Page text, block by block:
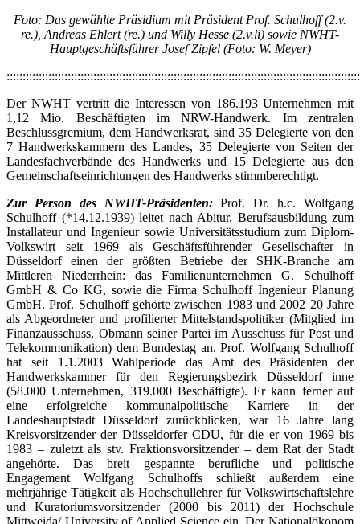
Foto: Das gewählte Präsidium mit Präsident Prof. Schulhoff (2.v.
re.), Andreas Ehlert (re.) und Willy Hesse (2.v.li) sowie NWHT-
Hauptgeschäftsführer Josef Zipfel (Foto: W. Meyer)
Der NWHT vertritt die Interessen von 186.193 Unternehmen mit
1,12 Mio. Beschäftigten im NRW-Handwerk. Im zentralen
Beschlussgremium, dem Handwerksrat, sind 35 Delegierte von den
7 Handwerkskammern des Landes, 35 Delegierte von Seiten der
Landesfachverbände des Handwerks und 15 Delegierte aus den
Gemeinschaftseinrichtungen des Handwerks stimmberechtigt.
Zur Person des NWHT-Präsidenten:Prof. Dr. h.c. Wolfgang
Schulhoff (*14.12.1939) leitet nach Abitur, Berufsausbildung zum
Installateur und Ingenieur sowie Universitätsstudium zum Diplom-
Volkswirt seit 1969 als Geschäftsführender Gesellschafter in
Düsseldorf einen der größten Betriebe der SHK-Branche am
Mittleren Niederrhein: das Familienunternehmen G. Schulhoff
GmbH & Co KG, sowie die Firma Schulhoff Ingenieur Planung
GmbH. Prof. Schulhoff gehörte zwischen 1983 und 2002 20 Jahre
als Abgeordneter und profilierter Mittelstandspolitiker (Mitglied im
Finanzausschuss, Obmann seiner Partei im Ausschuss für Post und
Telekommunikation) dem Bundestag an. Prof. Wolfgang Schulhoff
hat seit 1.1.2003 Wahlperiode das Amt des Präsidenten der
Handwerkskammer für den Regierungsbezirk Düsseldorf inne
(58.000 Unternehmen, 319.000 Beschäftigte). Er kann ferner auf
eine erfolgreiche kommunalpolitische Karriere in der
Landeshauptstadt Düsseldorf zurückblicken, war 16 Jahre lang
Kreisvorsitzender der Düsseldorfer CDU, für die er von 1969 bis
1983 – zuletzt als stv. Fraktionsvorsitzender – dem Rat der Stadt
angehörte. Das breit gespannte berufliche und politische
Engagement Wolfgang Schulhoffs schließt außerdem eine
mehrjährige Tätigkeit als Hochschullehrer für Volkswirtschaftslehre
und Kuratoriumsvorsitzender (2000 bis 2011) der Hochschule
Mittweida/ University of Applied Science ein. Der Nationalökonom